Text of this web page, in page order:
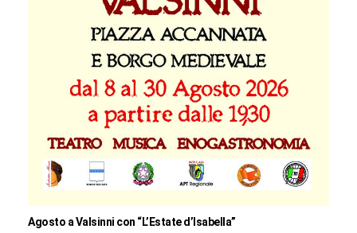
Agosto a Valsinni con “L’Estate d’Isabella”